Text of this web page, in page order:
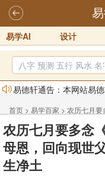
易学AI 设计
易德轩通告：本网站易
易德轩易学ai，ai批八字
体验！！
2025-07-01
易德轩网重构及升能完
2025-07-01
首页 > 易学百家 > 农历七月
母恩，回向现世父母增福增寿
农历七月要多念
母恩，回向现世
生净土